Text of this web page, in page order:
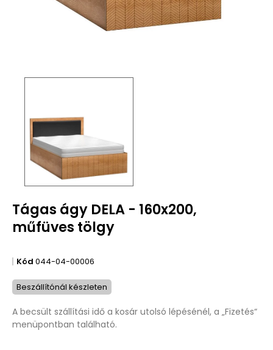
Tágas ágy DELA - 160x200,
műfüves tölgy
Kód 044-04-00006
Beszállítónál készleten
A becsült szállítási idő a kosár utolsó lépésénél, a „Fizetés“
menüpontban található.